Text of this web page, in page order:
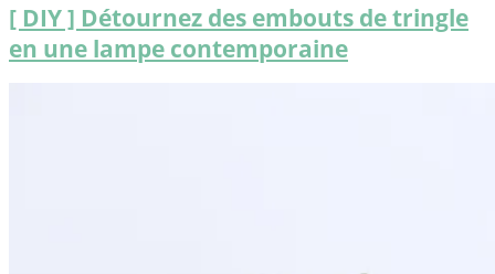
[ DIY ] Détournez des embouts de tringle
en une lampe contemporaine